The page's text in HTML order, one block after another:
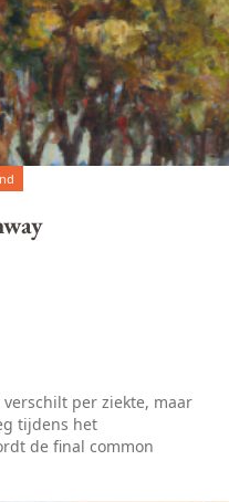
per ziekte, maar
tijdens het
de final common
we grotendeels op